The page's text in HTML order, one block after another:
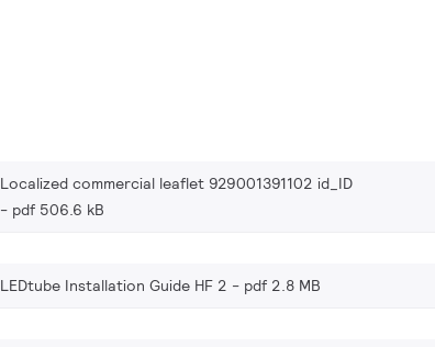
Localized commercial leaflet 929001391102 id_ID
pdf 506.6 kB
LEDtube Installation Guide HF 2 pdf 2.8 MB